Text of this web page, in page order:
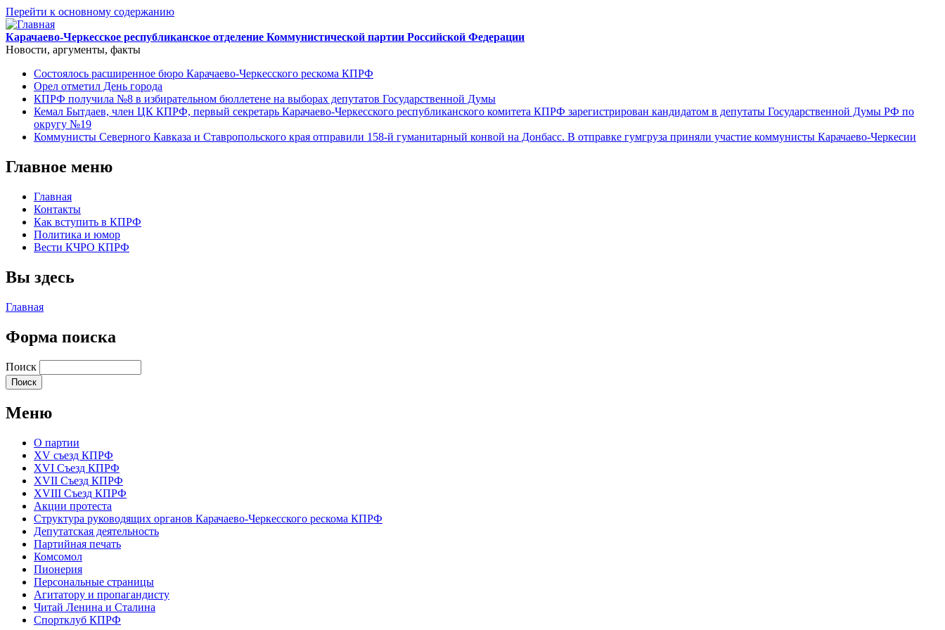
Перейти к основному содержанию
Карачаево-Черкесское республиканское отделение Коммунистической партии Российской Федерации
Новости, аргументы, факты
Состоялось расширенное бюро Карачаево-Черкесского рескома КПРФ
Орел отметил День города
КПРФ получила №8 в избирательном бюллетене на выборах депутатов Государственной Думы
Кемал Бытдаев, член ЦК КПРФ, первый секретарь Карачаево-Черкесского республиканского комитета КПРФ зарегистрирован кандидатом в депутаты Государственной Думы РФ по
округу №19
Коммунисты Северного Кавказа и Ставропольского края отправили 158-й гуманитарный конвой на Донбасс. В отправке гумгруза приняли участие коммунисты Карачаево-Черкесии
Главное меню
Главная
Контакты
Как вступить в КПРФ
Политика и юмор
Вести КЧРО КПРФ
Вы здесь
Главная
Форма поиска
Поиск
Меню
О партии
XV съезд КПРФ
XVI Съезд КПРФ
XVII Cъезд КПРФ
XVIII Cъезд КПРФ
Акции протеста
Структура руководящих органов Карачаево-Черкесского рескома КПРФ
Депутатская деятельность
Партийная печать
Комсомол
Пионерия
Персональные страницы
Агитатору и пропагандисту
Читай Ленина и Сталина
Спортклуб КПРФ